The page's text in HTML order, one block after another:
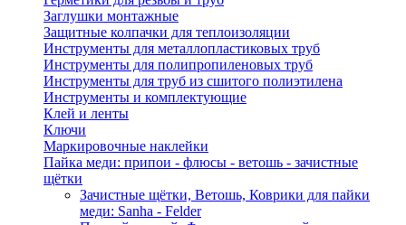
Заглушки монтажные
Защитные колпачки для теплоизоляции
Инструменты для металлопластиковых труб
Инструменты для полипропиленовых труб
Инструменты для труб из сшитого полиэтилена
Инструменты и комплектующие
Клей и ленты
Ключи
Маркировочные наклейки
Пайка меди: припои - флюсы - ветошь - зачистные
щётки
Зачистные щётки, Ветошь, Коврики для пайки
меди: Sanha - Felder